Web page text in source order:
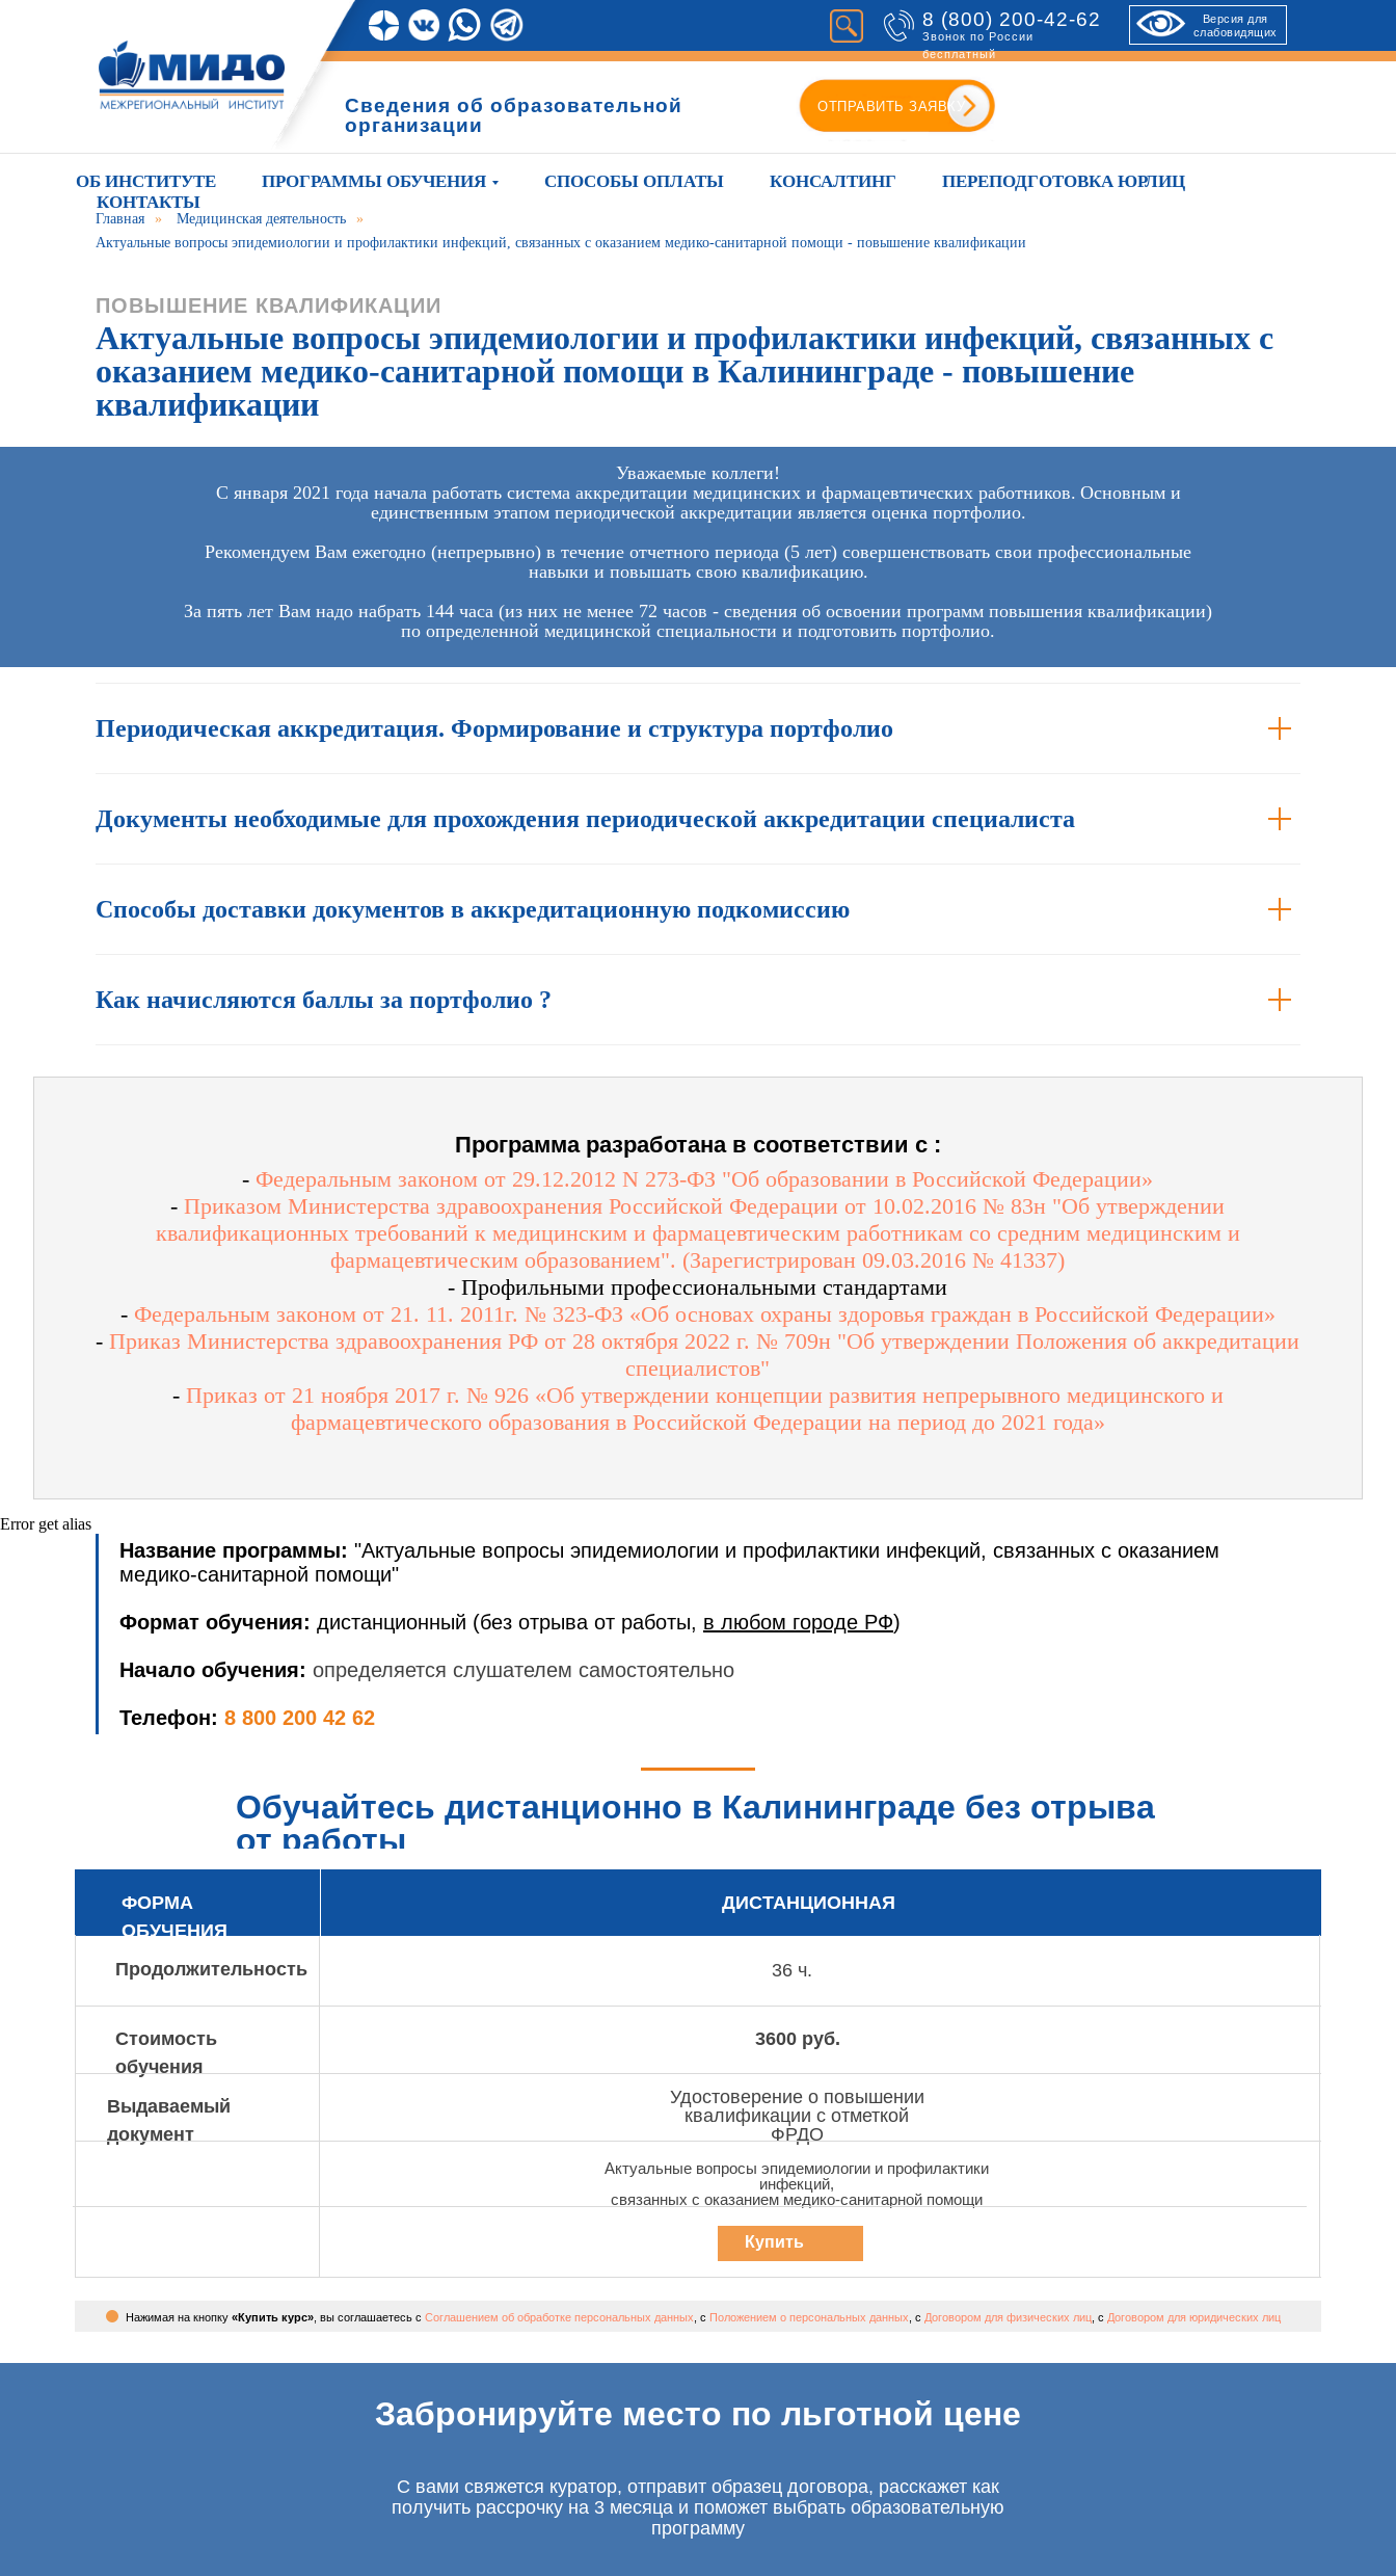
8 (800) 200-42-62
Звонок по России
бесплатный
ОТПРАВИТЬ ЗАЯВКУ
Версия для
слабовидящих
Сведения об образовательной
организации
ОБ ИНСТИТУТЕ ПРОГРАММЫ ОБУЧЕНИЯ СПОСОБЫ ОПЛАТЫ КОНСАЛТИНГ
ПЕРЕПОДГОТОВКА ЮРЛИЦ
КОНТАКТЫ
Главная » Медицинская деятельность
»
Актуальные вопросы эпидемиологии и профилактики инфекций, связанных с оказанием медико-санитарной помощи - повышение квалификации
ПОВЫШЕНИЕ КВАЛИФИКАЦИИ
Актуальные вопросы эпидемиологии и профилактики инфекций, связанных с
оказанием медико-санитарной помощи в Калининграде - повышение
квалификации
Уважаемые коллеги!
С января 2021 года начала работать система аккредитации медицинских и фармацевтических работников. Основным и
единственным этапом периодической аккредитации является оценка портфолио.
Рекомендуем Вам ежегодно (непрерывно) в течение отчетного периода (5 лет) совершенствовать свои профессиональные
навыки и повышать свою квалификацию.
За пять лет Вам надо набрать 144 часа (из них не менее 72 часов - сведения об освоении программ повышения квалификации)
по определенной медицинской специальности и подготовить портфолио.
Периодическая аккредитация. Формирование и структура портфолио
Документы необходимые для прохождения периодической аккредитации специалиста
Способы доставки документов в аккредитационную подкомиссию
Как начисляются баллы за портфолио ?
Программа разработана в соответствии с :
- Федеральным законом от 29.12.2012 N 273-ФЗ "Об образовании в Российской Федерации»
- Приказом Министерства здравоохранения Российской Федерации от 10.02.2016 № 83н "Об утверждении
квалификационных требований к медицинским и фармацевтическим работникам со средним медицинским и
фармацевтическим образованием". (Зарегистрирован 09.03.2016 № 41337)
- Профильными профессиональными стандартами
- Федеральным законом от 21. 11. 2011г. № 323-ФЗ «Об основах охраны здоровья граждан в Российской Федерации»
- Приказ Министерства здравоохранения РФ от 28 октября 2022 г. № 709н "Об утверждении Положения об аккредитации
специалистов"
- Приказ от 21 ноября 2017 г. № 926 «Об утверждении концепции развития непрерывного медицинского и
фармацевтического образования в Российской Федерации на период до 2021 года»
Error get alias
Название программы: "Актуальные вопросы эпидемиологии и профилактики инфекций, связанных с оказанием
медико-санитарной помощи"
Формат обучения: дистанционный (без отрыва от работы, в любом городе РФ)
Начало обучения: определяется слушателем самостоятельно
Телефон: 8 800 200 42 62
Обучайтесь дистанционно в Калининграде без отрыва
от работы
ФОРМА
ОБУЧЕНИЯ
ДИСТАНЦИОННАЯ
Продолжительность
Выдаваемый
документ
Стоимость
обучения
Актуальные вопросы эпидемиологии и профилактики
инфекций,
связанных с оказанием медико-санитарной помощи
Удостоверение о повышении
квалификации с отметкой
ФРДО
36 ч.
3600 руб.
Купить
курс
Нажимая на кнопку «Купить курс» , вы соглашаетесь с Соглашением об обработке персональных данных , с Положением о персональных данных , с Договором для физических лиц , с Договором для юридических лиц
Забронируйте место по льготной цене
С вами свяжется куратор, отправит образец договора, расскажет как
получить рассрочку на 3 месяца и поможет выбрать образовательную
программу